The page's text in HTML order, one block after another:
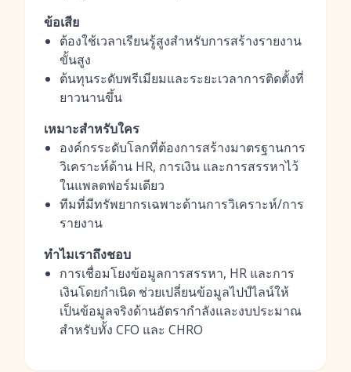
ข้อเสีย
ต้องใช้เวลาเรียนรู้สูงสำหรับการสร้างรายงาน
ขั้นสูง
ต้นทุนระดับพรีเมียมและระยะเวลาการติดตั้งที่
ยาวนานขึ้น
เหมาะสำหรับใคร
องค์กรระดับโลกที่ต้องการสร้างมาตรฐานการ
วิเคราะห์ด้าน HR, การเงิน และการสรรหาไว้
ในแพลตฟอร์มเดียว
ทีมที่มีทรัพยากรเฉพาะด้านการวิเคราะห์/การ
รายงาน
ทำไมเราถึงชอบ
การเชื่อมโยงข้อมูลการสรรหา, HR และการ
เงินโดยกำเนิด ช่วยเปลี่ยนข้อมูลไปป์ไลน์ให้
เป็นข้อมูลจริงด้านอัตรากำลังและงบประมาณ
สำหรับทั้ง CFO และ CHRO